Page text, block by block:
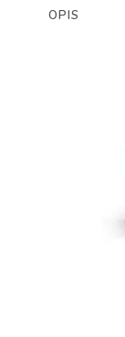
OPIS